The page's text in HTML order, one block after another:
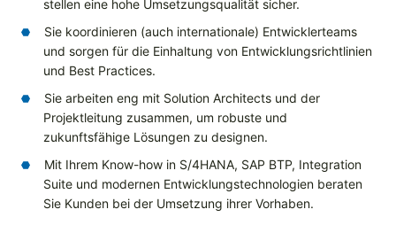
stellen eine hohe Umsetzungsqualität sicher.
Sie koordinieren (auch internationale) Entwicklerteams
und sorgen für die Einhaltung von Entwicklungsrichtlinien
und Best Practices.
Sie arbeiten eng mit Solution Architects und der
Projektleitung zusammen, um robuste und
zukunftsfähige Lösungen zu designen.
Mit Ihrem Know-how in S/4HANA, SAP BTP, Integration
Suite und modernen Entwicklungstechnologien beraten
Sie Kunden bei der Umsetzung ihrer Vorhaben.